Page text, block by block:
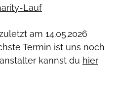
Lauf
am 14.05.2026
Termin ist uns noch
kannst du hier